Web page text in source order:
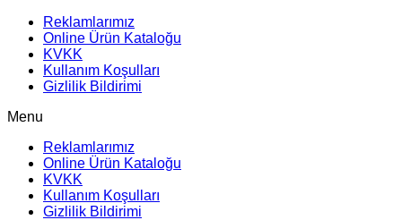
Reklamlarımız
Online Ürün Kataloğu
KVKK
Kullanım Koşulları
Gizlilik Bildirimi
Menu
Reklamlarımız
Online Ürün Kataloğu
KVKK
Kullanım Koşulları
Gizlilik Bildirimi